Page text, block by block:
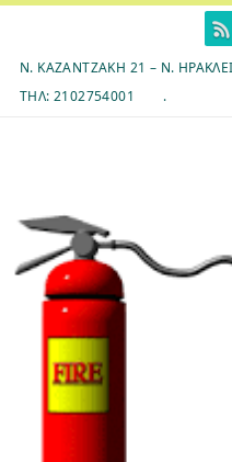
content
Ν. ΚΑΖΑΝΤΖΆΚΗ 21 – Ν.
ΤΗΛ: 2102754001
.